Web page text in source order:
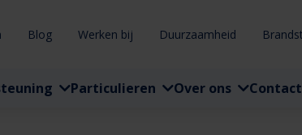
Blog Werken bij Duurzaamheid
Particulieren Over ons Contact